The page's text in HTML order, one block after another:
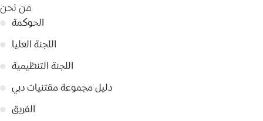
من نحن
● الحوكمة
● اللجنة العليا
● اللجنة التنظيمية
● دليل مجموعة مقتنيات دبي
● الفريق